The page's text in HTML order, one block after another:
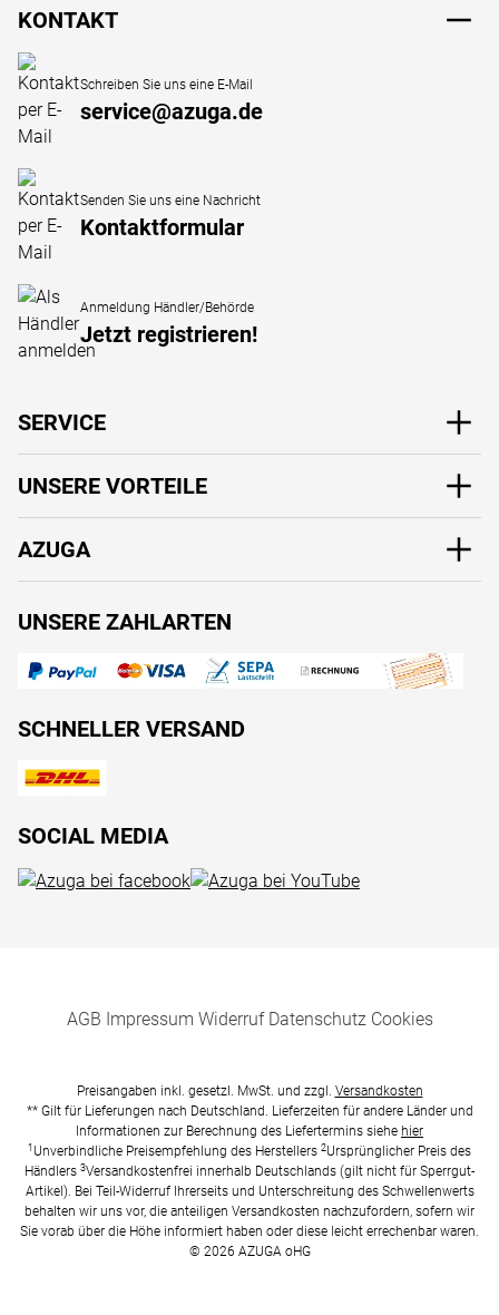
KONTAKT
Schreiben Sie uns eine E-Mail
service@azuga.de
Senden Sie uns eine Nachricht
Kontaktformular
Anmeldung Händler/Behörde
Jetzt registrieren!
SERVICE
UNSERE VORTEILE
AZUGA
UNSERE ZAHLARTEN
SCHNELLER VERSAND
SOCIAL MEDIA
AGB Impressum Widerruf Datenschutz Cookies
Preisangaben inkl. gesetzl. MwSt. und zzgl. Versandkosten
** Gilt für Lieferungen nach Deutschland. Lieferzeiten für andere Länder und
Informationen zur Berechnung des Liefertermins siehe hier
1 Unverbindliche Preisempfehlung des Herstellers 2Ursprünglicher Preis des
Händlers 3Versandkostenfrei innerhalb Deutschlands (gilt nicht für Sperrgut-
Artikel). Bei Teil-Widerruf Ihrerseits und Unterschreitung des Schwellenwerts
behalten wir uns vor, die anteiligen Versandkosten nachzufordern, sofern wir
Sie vorab über die Höhe informiert haben oder diese leicht errechenbar waren.
© 2026 AZUGA oHG